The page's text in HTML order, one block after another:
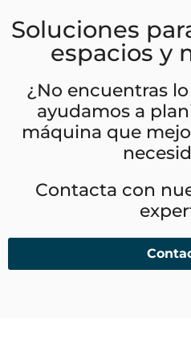
Soluciones
espacios y
¿No encuentras
ayudamos a
máquina que
Contacta con